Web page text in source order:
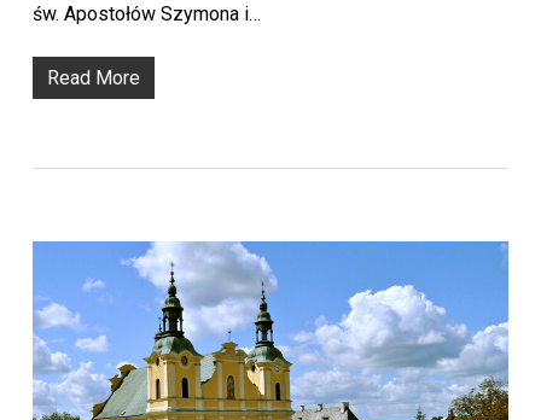
św. Apostołów Szymona i…
Read More